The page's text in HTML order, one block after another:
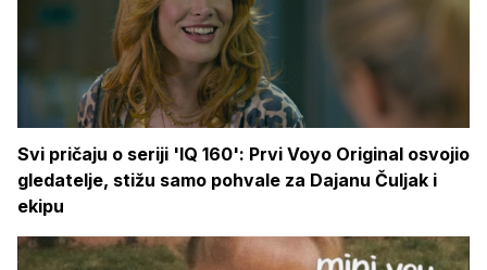
Svi pričaju o seriji 'IQ 160': Prvi Voyo Original osvojio
gledatelje, stižu samo pohvale za Dajanu Čuljak i
ekipu